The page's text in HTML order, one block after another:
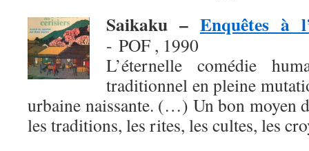
Saikaku – Enquêtes à
- POF , 1990
L’éternelle comédie
traditionnel en pleine
urbaine naissante. (…) Un bon moyen
les traditions, les rites, les cultes, les